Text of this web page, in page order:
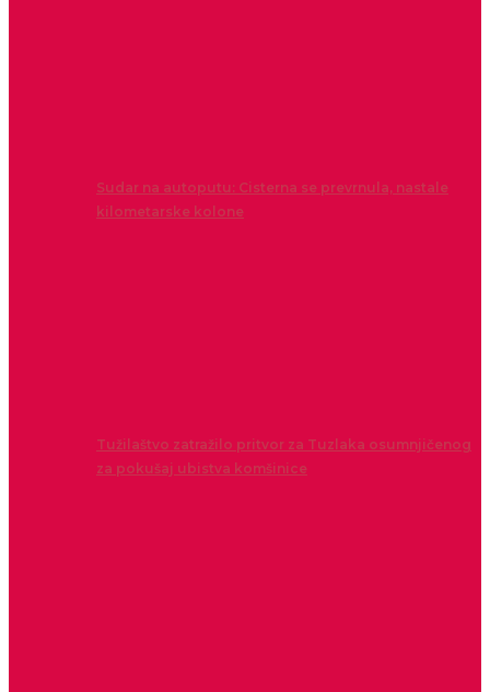
Sudar na autoputu: Cisterna se prevrnula, nastale
kilometarske kolone
Tužilaštvo zatražilo pritvor za Tuzlaka osumnjičenog
za pokušaj ubistva komšinice